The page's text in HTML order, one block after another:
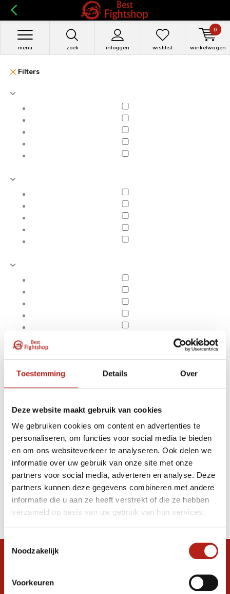
Toestemming Details Over
Deze website maakt gebruik van cookies
We gebruiken cookies om content en advertenties te
personaliseren, om functies voor social media te bieden
en om ons websiteverkeer te analyseren. Ook delen we
informatie over uw gebruik van onze site met onze
partners voor social media, adverteren en analyse. Deze
partners kunnen deze gegevens combineren met andere
informatie die u aan ze heeft verstrekt of die ze hebben
verzameld op basis van uw gebruik van hun services.
Toestemmingsselectie
Noodzakelijk
Voorkeuren
zoek inloggen
menu wishlist winkelwagen
0
Filters
Apply filters
Producten getagd met
Aqua Punching Bag 21" |
zwart Eye
Producten
Filter
Stel je vraag in de chat, en we helpen je
graag verder. 24/7